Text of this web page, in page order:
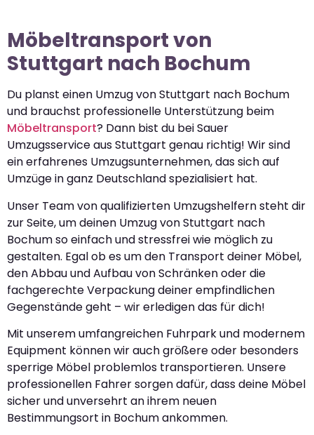
Möbeltransport von
Stuttgart nach Bochum
Du planst einen Umzug von Stuttgart nach Bochum
und brauchst professionelle Unterstützung beim
Möbeltransport? Dann bist du bei Sauer
Umzugsservice aus Stuttgart genau richtig! Wir sind
ein erfahrenes Umzugsunternehmen, das sich auf
Umzüge in ganz Deutschland spezialisiert hat.
Unser Team von qualifizierten Umzugshelfern steht dir
zur Seite, um deinen Umzug von Stuttgart nach
Bochum so einfach und stressfrei wie möglich zu
gestalten. Egal ob es um den Transport deiner Möbel,
den Abbau und Aufbau von Schränken oder die
fachgerechte Verpackung deiner empfindlichen
Gegenstände geht – wir erledigen das für dich!
Mit unserem umfangreichen Fuhrpark und modernem
Equipment können wir auch größere oder besonders
sperrige Möbel problemlos transportieren. Unsere
professionellen Fahrer sorgen dafür, dass deine Möbel
sicher und unversehrt an ihrem neuen
Bestimmungsort in Bochum ankommen.